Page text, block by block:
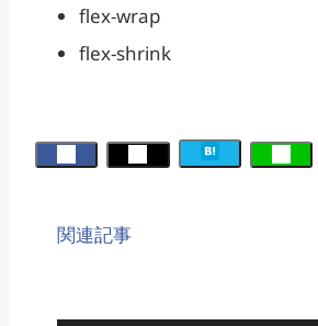
flex-wrap
flex-shrink
関連記事